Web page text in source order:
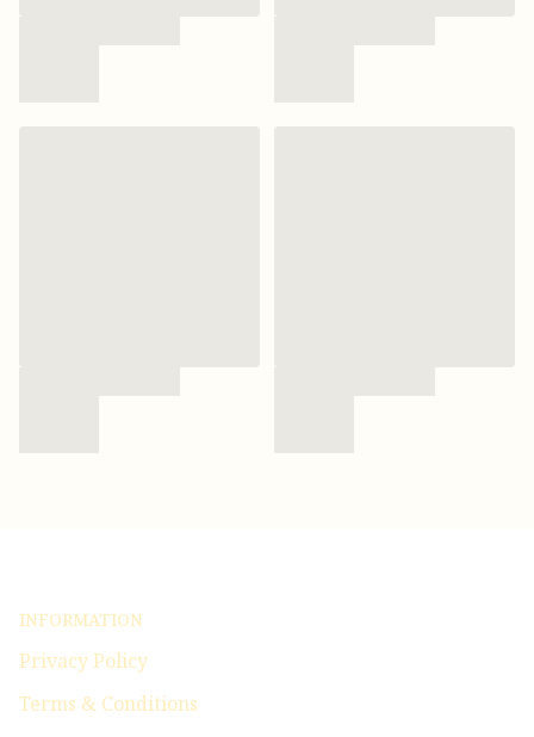
INFORMATION
Privacy Policy
Terms & Conditions